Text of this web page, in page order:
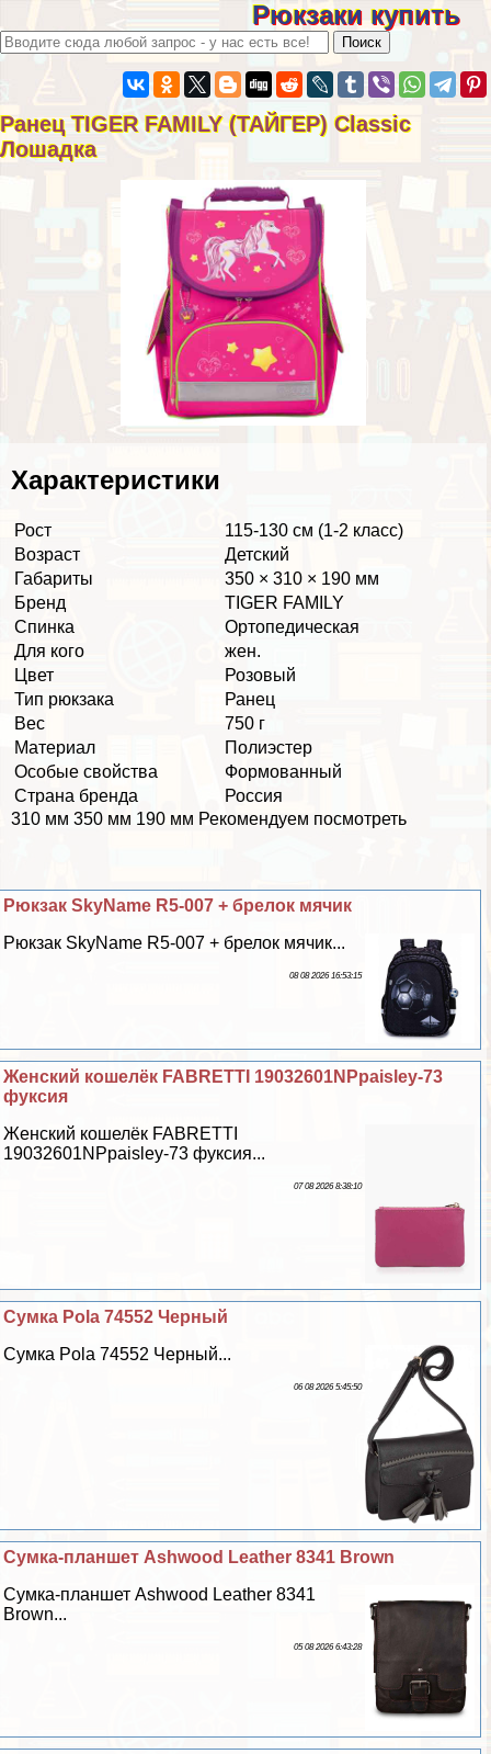
Рюкзаки купить
Ранец TIGER FAMILY (ТАЙГЕР) Classic
Лошадка
Хаpaктеристики
Рост
115-130 см (1-2 класс)
Возраст
Детский
Габариты
350 × 310 × 190 мм
Бренд
TIGER FAMILY
Спинка
Ортопедическая
Для кого
жен.
Цвет
Розовый
Тип рюкзака
Ранец
Вес
750 г
Материал
Полиэстер
Особые свойства
Формованный
Страна бренда
Россия
310 мм 350 мм 190 мм Рекомендуем посмотреть
Рюкзак SkyName R5-007 + брелок мячик
Рюкзак SkyName R5-007 + брелок мячик...
08 08 2026 16:53:15
Женский кошелёк FABRETTI 19032601NPpaisley-73
фуксия
Женский кошелёк FABRETTI
19032601NPpaisley-73 фуксия...
07 08 2026 8:38:10
Сумка Pola 74552 Черный
Сумка Pola 74552 Черный...
06 08 2026 5:45:50
Сумка-планшет Ashwood Leather 8341 Brown
Сумка-планшет Ashwood Leather 8341
Brown...
05 08 2026 6:43:28